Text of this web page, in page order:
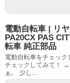
電動自転車 | リ
PA20CX PAS
転車 純正部品
電動自転車をチェッ
チェックしてみて！ →
ぁ。 少し...